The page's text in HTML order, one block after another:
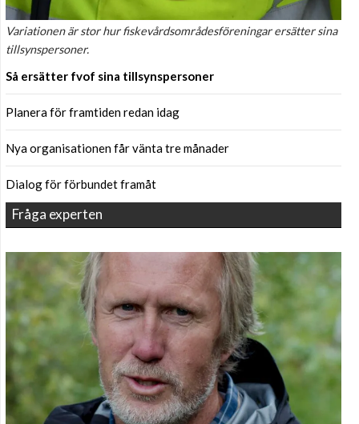
Variationen är stor hur fiskevårdsområdesföreningar ersätter sina
tillsynspersoner.
Så ersätter fvof sina tillsynspersoner
Planera för framtiden redan idag
Nya organisationen får vänta tre månader
Dialog för förbundet framåt
Fråga experten